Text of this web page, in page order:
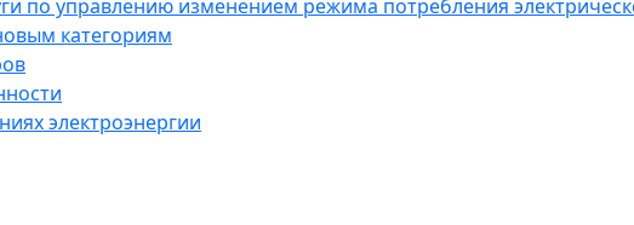
по управлению изменением режима потребления
категориям
электроэнергии